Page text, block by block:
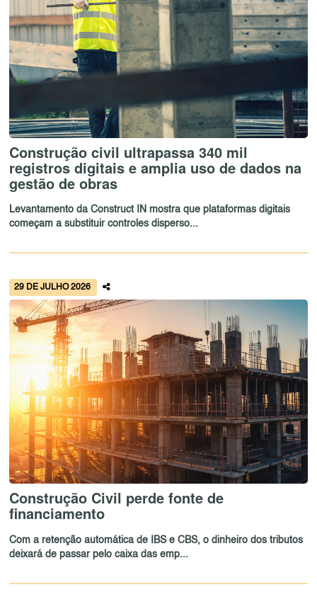
Construção civil ultrapassa 340 mil
registros digitais e amplia uso de dados na
gestão de obras
Levantamento da Construct IN mostra que plataformas digitais
começam a substituir controles disperso...
29 DE JULHO 2026
Construção Civil perde fonte de
financiamento
Com a retenção automática de IBS e CBS, o dinheiro dos tributos
deixará de passar pelo caixa das emp...